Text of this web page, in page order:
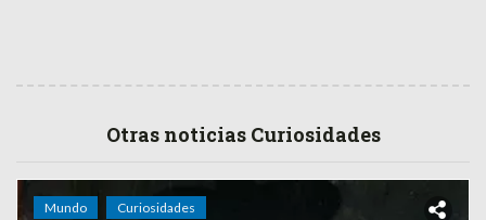
Otras noticias Curiosidades
Mundo Curiosidades